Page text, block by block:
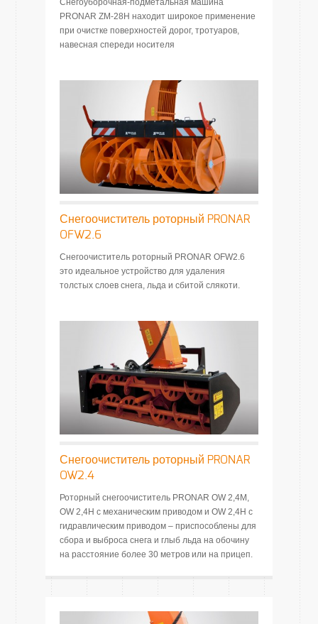
Снегоуборочная-подметальная машина
PRONAR ZM-28H находит широкое применение
при очистке поверхностей дорог, тротуаров,
навесная спереди носителя
Снегоочиститель роторный PRONAR
OFW2.6
Снегоочиститель роторный PRONAR OFW2.6
это идеальное устройство для удаления
толстых слоев снега, льда и сбитой слякоти.
Снегоочиститель роторный PRONAR
OW2.4
Роторный cнегоочиститель PRONAR OW 2,4M,
OW 2,4H с механическим приводом и OW 2,4H с
гидравлическим приводом – приспособлены для
сбора и выброса снега и глыб льда на обочину
на расстояние более 30 метров или на прицеп.